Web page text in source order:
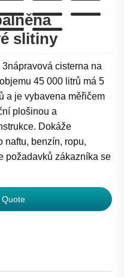
slitiny
cisterna na
45 000 litrů má 5
a je vybavena měřičem
plošinou a
Dokáže
naftu, benzín, ropu,
požadavků zákazníka se